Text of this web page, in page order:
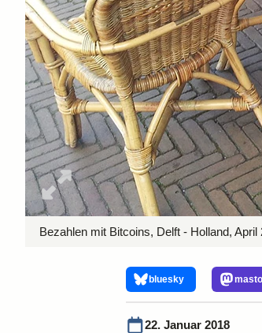
Bezahlen mit Bitcoins, Delft - Holland, April
bluesky masto
22. Januar 2018